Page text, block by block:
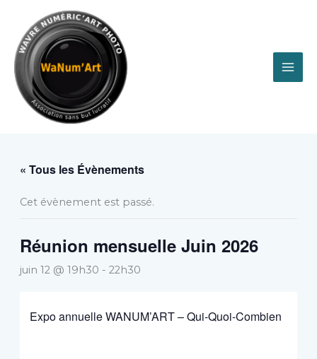
contenu
« Tous les Évènements
Cet évènement est passé.
Réunion mensuelle Juin 2026
juin 12 @ 19h30 - 22h30
Expo annuelle WANUM’ART – Qui-Quoi-Combien